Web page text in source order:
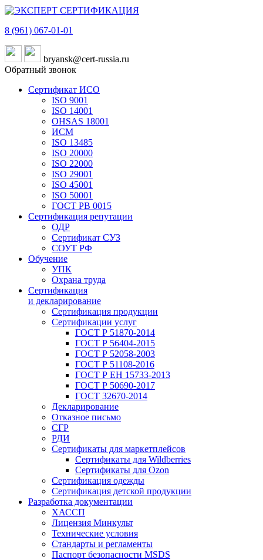
8 (961) 067-01-01
bryansk@cert-russia.ru
Обратный звонок
Сертификат ИСО
ISO 9001
ISO 14001
OHSAS 18001
ИСМ
ISO 13485
ISO 20000
ISO 22000
ISO 29001
ISO 45001
ISO 50001
ГОСТ РВ 0015
Сертификация репутации
ОДР
Сертификат СУЗ
СОУТ РФ
Обучение
УПК
Охрана труда
Сертификация
и декларирование
Сертификация продукции
Сертификации услуг
ГОСТ Р 51870-2014
ГОСТ Р 56404-2015
ГОСТ Р 52058-2003
ГОСТ Р 51108-2016
ГОСТ Р ЕН 15733-2013
ГОСТ Р 50690-2017
ГОСТ 32670-2014
Декларирование
Отказное письмо
СГР
РДИ
Сертификаты для маркетплейсов
Сертификаты для Wildberries
Сертификаты для Ozon
Сертификация одежды
Сертификация детской продукции
Разработка документации
ХАССП
Лицензия Минкульт
Технические условия
Стандарты и регламенты
Паспорт безопасности MSDS